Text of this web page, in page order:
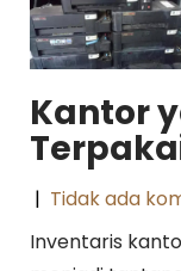
Kantor
| Tidak ada
Inventaris